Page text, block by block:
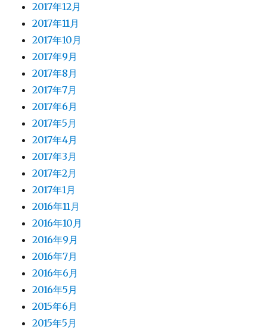
2017年12月
2017年11月
2017年10月
2017年9月
2017年8月
2017年7月
2017年6月
2017年5月
2017年4月
2017年3月
2017年2月
2017年1月
2016年11月
2016年10月
2016年9月
2016年7月
2016年6月
2016年5月
2015年6月
2015年5月